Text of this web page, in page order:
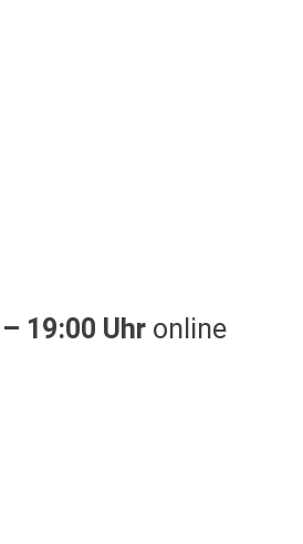
19:00 Uhr online